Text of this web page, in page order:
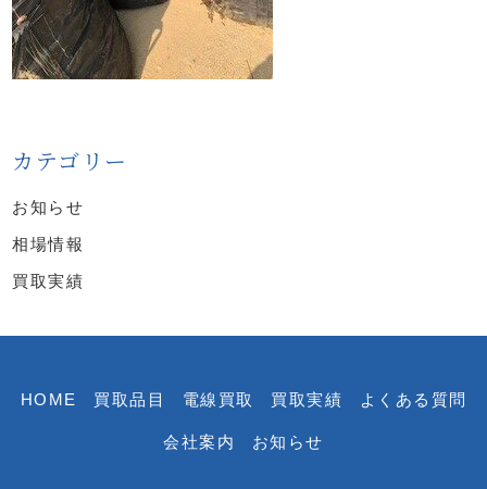
カテゴリー
お知らせ
相場情報
買取実績
HOME 買取品目 電線買取 買取実績 よくある質問
会社案内 お知らせ